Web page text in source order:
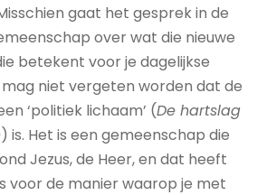
gaat het gesprek in de
over wat die nieuwe
betekent voor je dagelijkse
mag niet vergeten worden dat de
‘politiek lichaam’ (De hartslag
) is. Het is een gemeenschap die
Jezus, de Heer, en dat heeft
voor de manier waarop je met